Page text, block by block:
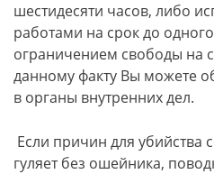
шестидесяти часов, либо
работами на срок до
ограничением свободы на
данному факту Вы можете
в органы внутренних дел.
Если причин для убийства
гуляет без ошейника,